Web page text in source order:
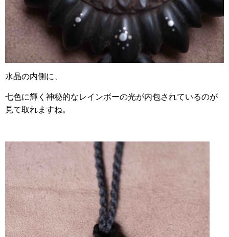
水晶の内側に、
七色に輝く神秘的なレインボーの光が内包されているのが
見て取れますね。